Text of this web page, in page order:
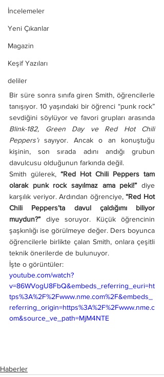
İncelemeler
Yeni Çıkanlar
Magazin
Keşif Yazıları
deliler
Bir süre sonra sınıfa giren Smith, öğrencilerle
tanışıyor. 10 yaşındaki bir öğrenci “punk rock”
Blink-182, Green Day ve Red Hot Chili
Peppers’ı sayıyor. Ancak o an konuştuğu
kişinin, son sırada adını andığı grubun
davulcusu olduğunun farkında değil.
Smith gülerek, “Red Hot Chili Peppers tam
olarak punk rock sayılmaz ama peki!” diye
karşılık veriyor. Ardından öğrenciye, “Red Hot
Chili Peppers’ta davul çaldığımı biliyor
muydun?” diye soruyor. Küçük öğrencinin
şaşkınlığı ise görülmeye değer. Ders boyunca
öğrencilerle birlikte çalan Smith, onlara çeşitli
teknik önerilerde de bulunuyor.
İşte o görüntüler:
youtube.com/watch?
v=86WVogU8FbQ&embeds_referring_euri=ht
tps%3A%2F%2Fwww.nme.com%2F&embeds_
referring_origin=https%3A%2F%2Fwww.nme.c
om&source_ve_path=MjM4NTE
Haberler